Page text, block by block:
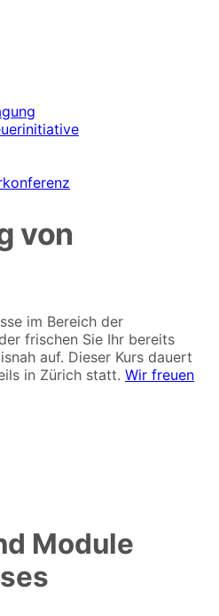
von
im Bereich der
frischen Sie Ihr bereits
auf. Dieser Kurs dauert
in Zürich statt. Wir freuen
Module